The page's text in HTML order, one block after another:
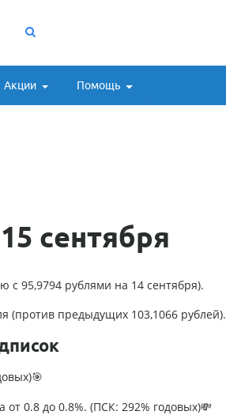
Акции Помощь
сентября
с 95,9794 рублями на 14 сентября).
(против предыдущих 103,1066 рублей).
0.8 до 0.8%. (ПСК: 292% годовых)💸